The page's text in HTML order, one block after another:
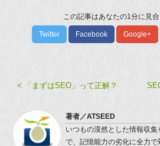
この記事はあなたの1分に見
Twitter Facebook Google+
< 「まずはSEO」って正解？
著者／ATSEED
いつもの漠然とした情報収
で、記憶能力の劣化に全力で